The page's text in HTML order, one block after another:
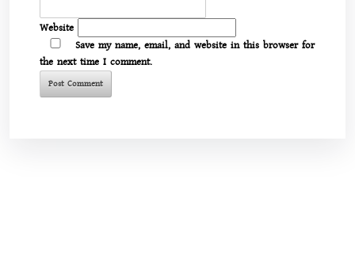
Website
Save my name, email, and website in this browser for
the next time I comment.